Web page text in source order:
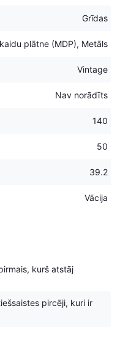
Grīdas
plātne (MDP), Metāls
Vintage
Nav norādīts
140
50
39.2
Vācija
kurš atstāj
pircēji, kuri ir